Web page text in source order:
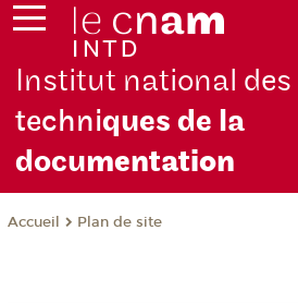
Institut national des
techniques de la
documentation
Accueil Plan de site